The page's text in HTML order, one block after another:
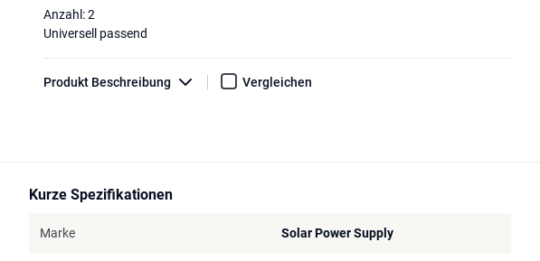
Anzahl: 2
Universell passend
Produkt Beschreibung Vergleichen
Kurze Spezifikationen
Marke Solar Power Supply